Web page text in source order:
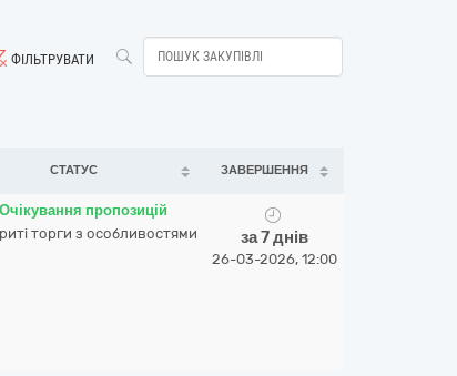
ФІЛЬТРУВАТИ
СТАТУС ЗАВЕРШЕННЯ
Очікування пропозицій
торги з особливостями
за 7 днів
26-03-2026, 12:00